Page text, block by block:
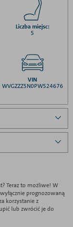
Liczba miejsc:
5
VIN
WVGZZZ5N0PW524676
Teraz to możliwe! W
prognozowaną
korzystanie z
lub zwrócić je do